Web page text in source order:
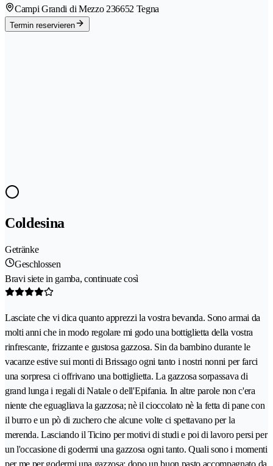
Campi Grandi di Mezzo 236652 Tegna
Termin reservieren
Coldesina
Getränke
Geschlossen
Bravi siete in gamba, continuate così
Lasciate che vi dica quanto apprezzi la vostra bevanda. Sono armai da
molti anni che in modo regolare mi godo una bottiglietta della vostra
rinfrescante, frizzante e gustosa gazzosa. Sin da bambino durante le
vacanze estive sui monti di Brissago ogni tanto i nostri nonni per farci
una sorpresa ci offrivano una bottiglietta. La gazzosa sorpassava di
grand lunga i regali di Natale o dell'Epifania. In altre parole non c'era
niente che eguagliava la gazzosa; nè il cioccolato nè la fetta di pane con
il burro e un pò di zuchero che alcune volte ci spettavano per la
merenda. Lasciando il Ticino per motivi di studi e poi di lavoro persi per
un l'occasione di godermi una gazzosa ogni tanto. Quali sono i momenti
per me per godermi una gazzosa: dopo un buon pasto accompagnato da